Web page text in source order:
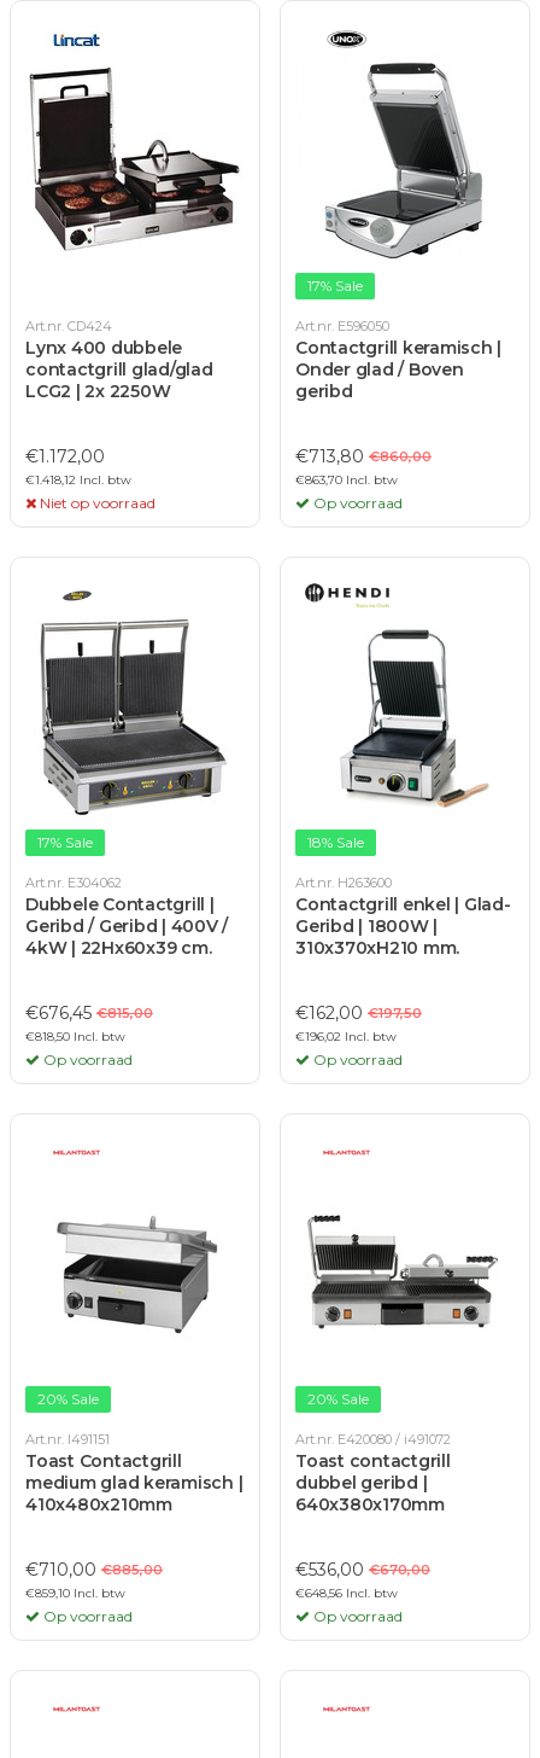
Art.nr. CD424
Lynx 400 dubbele
contactgrill glad/glad
LCG2 | 2x 2250W
€1.172,00
€1.418,12 Incl. btw
Niet op voorraad
17% Sale
Art.nr. E596050
Contactgrill keramisch |
Onder glad / Boven
geribd
€713,80 €860,00
€863,70 Incl. btw
Op voorraad
17% Sale
Art.nr. E304062
Dubbele Contactgrill |
Geribd / Geribd | 400V /
4kW | 22Hx60x39 cm.
€676,45 €815,00
€818,50 Incl. btw
Op voorraad
18% Sale
Art.nr. H263600
Contactgrill enkel | Glad-
Geribd | 1800W |
310x370xH210 mm.
€162,00 €197,50
€196,02 Incl. btw
Op voorraad
20% Sale
Art.nr. I491151
Toast Contactgrill
medium glad keramisch |
410x480x210mm
€710,00 €885,00
€859,10 Incl. btw
Op voorraad
20% Sale
Art.nr. E420080 / i491072
Toast contactgrill
dubbel geribd |
640x380x170mm
€536,00 €670,00
€648,56 Incl. btw
Op voorraad